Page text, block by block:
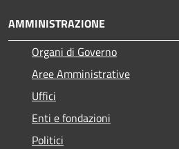
AMMINISTRAZIONE
Organi di Governo
Aree Amministrative
Uffici
Enti e fondazioni
Politici